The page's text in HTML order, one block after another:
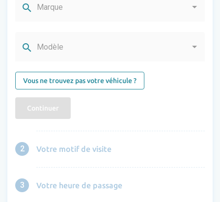
search Marque
search Modèle
Vous ne trouvez pas votre véhicule ?
Continuer
2 Votre motif de visite
3 Votre heure de passage